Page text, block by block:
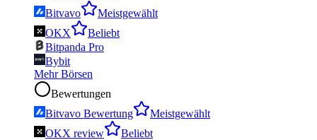
Bitvavo
Meistgewählt
OKX
Beliebt
Bitpanda Pro
Bybit
Mehr Börsen
Bewertungen
Bitvavo Bewertung
Meistgewählt
OKX review
Beliebt